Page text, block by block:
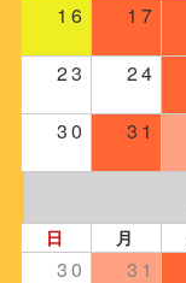
16 17
23 24
30 31
日 月
30 31